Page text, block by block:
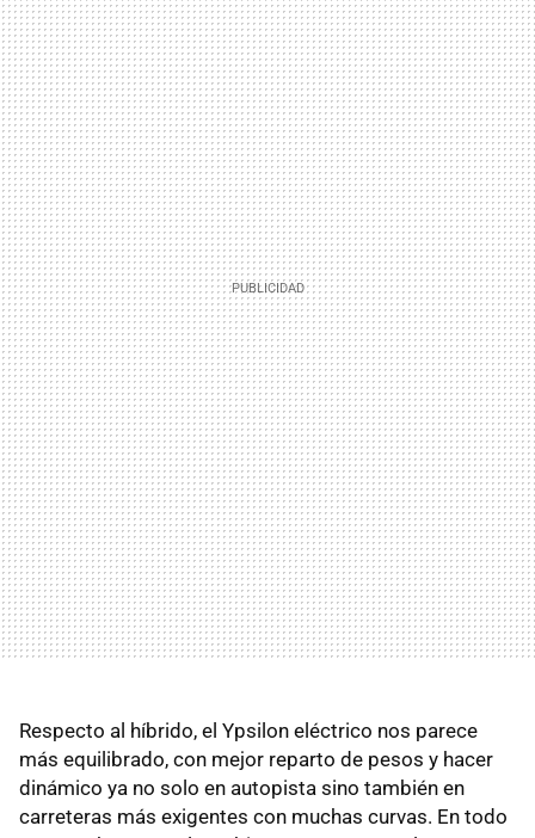
Respecto al híbrido, el Ypsilon eléctrico nos parece
más equilibrado, con mejor reparto de pesos y hacer
dinámico ya no solo en autopista sino también en
carreteras más exigentes con muchas curvas. En todo